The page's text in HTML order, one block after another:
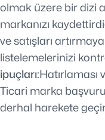
olmak üzere bir dizi
markanızı
ve satışları
listelemelerinizi
ipuçları:Hatırlaması
Ticari marka
derhal harekete